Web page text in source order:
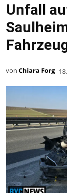
Unfall
von Chiara Forg